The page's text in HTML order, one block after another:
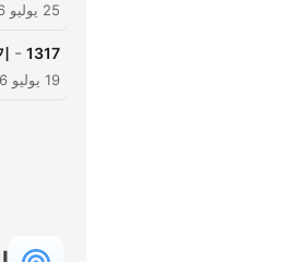
25 يوليو 2026
1317
-
"
19 يوليو 2026